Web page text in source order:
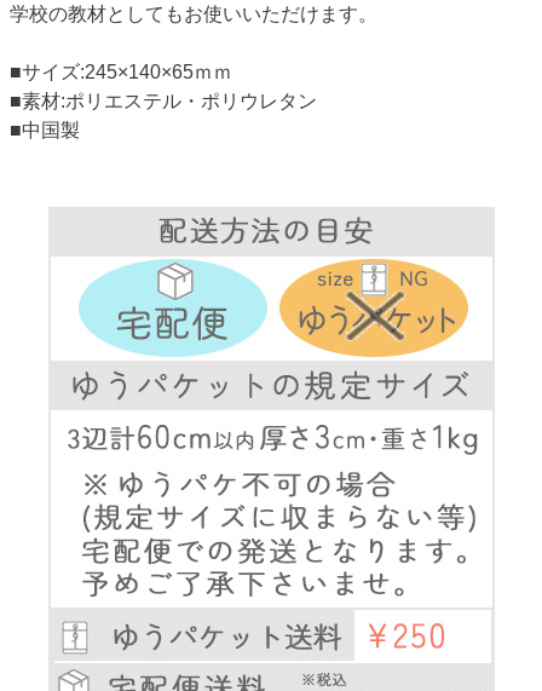
学校の教材としてもお使いいただけます。
■サイズ:245×140×65ｍｍ
■素材:ポリエステル・ポリウレタン
■中国製